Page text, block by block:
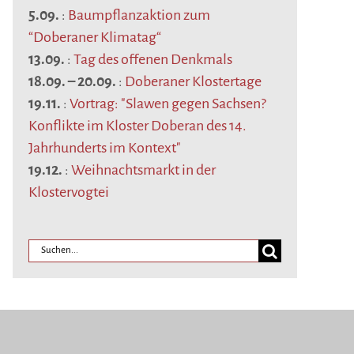
5.09. : Baumpflanzaktion zum
“Doberaner Klimatag“
13.09. : Tag des offenen Denkmals
18.09. – 20.09. : Doberaner Klostertage
19.11. : Vortrag: "Slawen gegen Sachsen?
Konflikte im Kloster Doberan des 14.
Jahrhunderts im Kontext"
19.12. : Weihnachtsmarkt in der
Klostervogtei